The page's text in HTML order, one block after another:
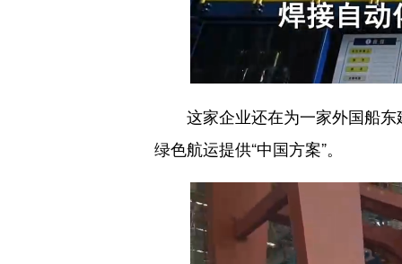
这家企业还在为一家外国船东
绿色航运提供“中国方案”。